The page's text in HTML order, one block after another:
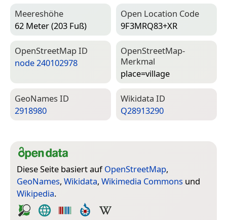
Meereshöhe
62 Meter (203 Fuß)
Open Location Code
9F3MRQ83+XR
Open­Street­Map ID
node 240102978
Open­Street­Map-
Merkmal
place=­village
Geo­Names ID
2918980
Wiki­data ID
Q28913290
Diese Seite basiert aufOpenStreetMap,
GeoNames, Wikidata, Wikimedia Commons und
Wikipedia.